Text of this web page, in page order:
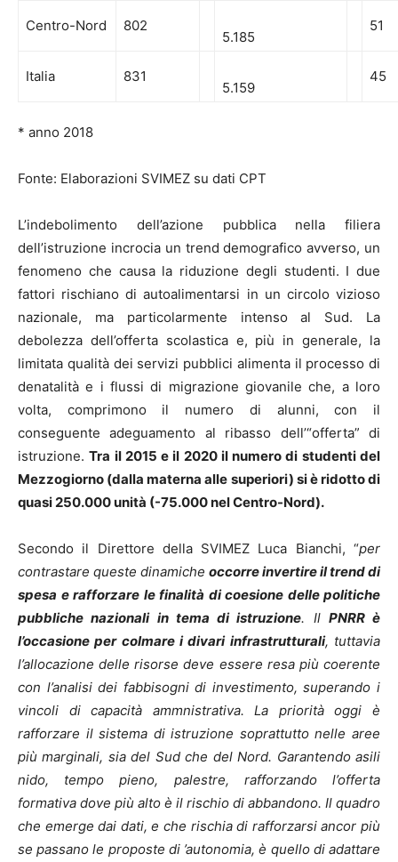
Centro-Nord 802
5.185
51
Italia 831
5.159
45
* anno 2018
Fonte: Elaborazioni SVIMEZ su dati CPT
L’indebolimento dell’azione pubblica nella filiera
dell’istruzione incrocia un trend demografico avverso, un
fenomeno che causa la riduzione degli studenti. I due
fattori rischiano di autoalimentarsi in un circolo vizioso
nazionale, ma particolarmente intenso al Sud. La
debolezza dell’offerta scolastica e, più in generale, la
limitata qualità dei servizi pubblici alimenta il processo di
denatalità e i flussi di migrazione giovanile che, a loro
volta, comprimono il numero di alunni, con il
conseguente adeguamento al ribasso dell’“offerta” di
istruzione.Tra il 2015 e il 2020 il numero di studenti del
Mezzogiorno (dalla materna alle superiori) si è ridotto di
quasi 250.000 unità (-75.000 nel Centro-Nord).
Secondo il Direttore della SVIMEZ Luca Bianchi, “per
contrastare queste dinamiche occorre invertire il trend di
spesa e rafforzare le finalità di coesione delle politiche
pubbliche nazionali in tema di istruzione. Il PNRR è
l’occasione per colmare i divari infrastrutturali, tuttavia
l’allocazione delle risorse deve essere resa più coerente
con l’analisi dei fabbisogni di investimento, superando i
vincoli di capacità ammnistrativa.La priorità oggi è
rafforzare il sistema di istruzione soprattutto nelle aree
più marginali, sia del Sud che del Nord. Garantendo asili
nido, tempo pieno, palestre, rafforzando l’offerta
formativa dove più alto è il rischio di abbandono. Il quadro
che emerge dai dati, e che rischia di rafforzarsi ancor più
se passano le proposte di ’autonomia, è quello di adattare